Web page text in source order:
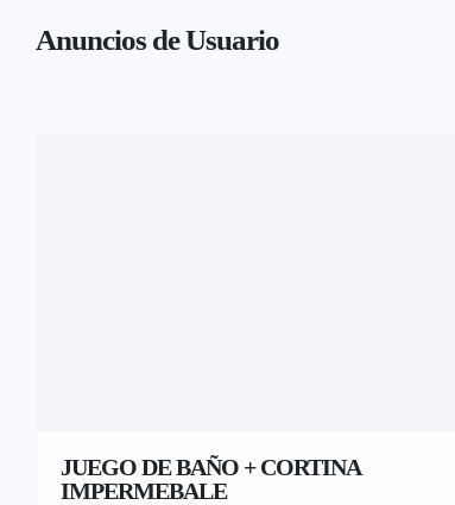
Anuncios de Usuario
JUEGO DE BAÑO + CORTINA
IMPERMEBALE